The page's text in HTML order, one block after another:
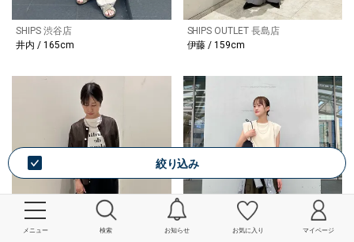
メニュー 検索 お知らせ お気に入り マイページ
絞り込み
SHIPS 渋谷店
井内 / 165cm
SHIPS OUTLET 長島店
伊藤 / 159cm